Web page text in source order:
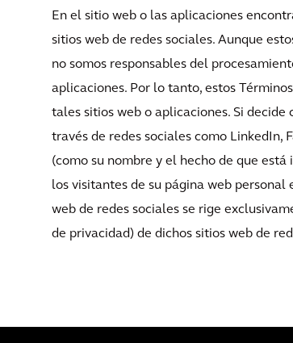
En el sitio web o las aplicaciones
sitios web de redes sociales. Aunque
no somos responsables del
aplicaciones. Por lo tanto, estos
tales sitios web o aplicaciones. Si
través de redes sociales como LinkedIn,
(como su nombre y el hecho de que
los visitantes de su página web personal
web de redes sociales se rige
de privacidad) de dichos sitios web de